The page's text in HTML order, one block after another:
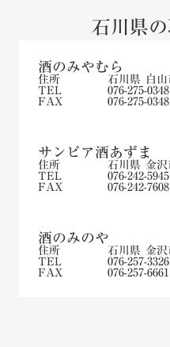
石川県
酒のみやむら
住所 石川県 白
TEL 076-275-0348
FAX 076-275-0348
サンピア酒あずま
住所 石川県 金
TEL 076-242-5945
FAX 076-242-7608
酒のみのや
住所 石川県 金
TEL 076-257-3326
FAX 076-257-6661